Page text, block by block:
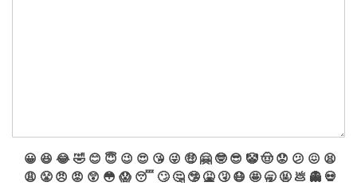
😀 😆 😂🤣 😊 😇 😉 😍 😘 😜 🤑 🤗 🤓 😎 🤡🤠 😟 😕 😖 😫
😩 😤 😠 😡 😲 😳 😱 😴 🙄 🤔 🤥 🤮 🤧 😷 🤩 🥱 🤬 💩 👻 💀